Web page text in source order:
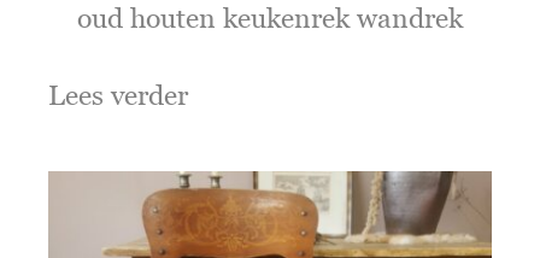
oud houten keukenrek wandrek
Lees verder